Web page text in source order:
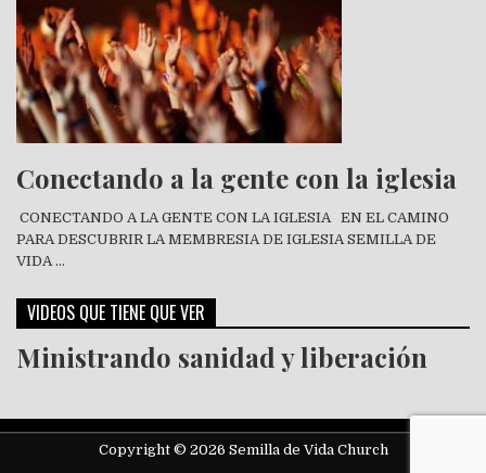
Conectando a la gente con la iglesia
CONECTANDO A LA GENTE CON LA IGLESIA EN EL CAMINO
PARA DESCUBRIR LA MEMBRESIA DE IGLESIA SEMILLA DE
VIDA …
VIDEOS QUE TIENE QUE VER
Ministrando sanidad y liberación
Copyright © 2026 Semilla de Vida Church